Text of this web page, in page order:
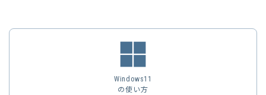
Windows11
の使い方